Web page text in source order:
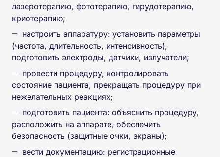
лазеротерапию, фототерапию, гирудотерапию,
криотерапию;
настроить аппаратуру: установить параметры
(частота, длительность, интенсивность),
подготовить электроды, датчики, излучатели;
провести процедуру, контролировать
состояние пациента, прекращать процедуру при
нежелательных реакциях;
подготовить пациента: объяснить процедуру,
расположить на аппарате, обеспечить
безопасность (защитные очки, экраны);
вести документацию: регистрационные